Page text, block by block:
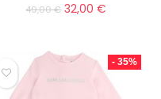
49,00€ 32,00€
- 35%